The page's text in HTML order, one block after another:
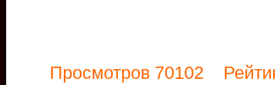
Просмотров 70102